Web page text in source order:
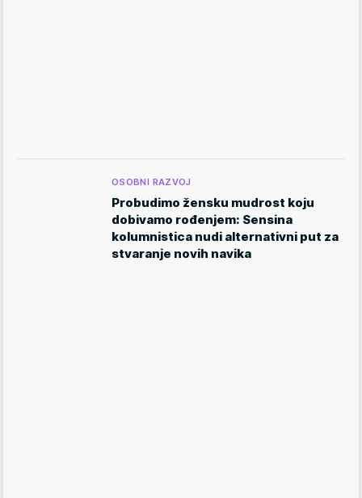
OSOBNI RAZVOJ
Probudimo žensku mudrost koju
dobivamo rođenjem: Sensina
kolumnistica nudi alternativni put za
stvaranje novih navika